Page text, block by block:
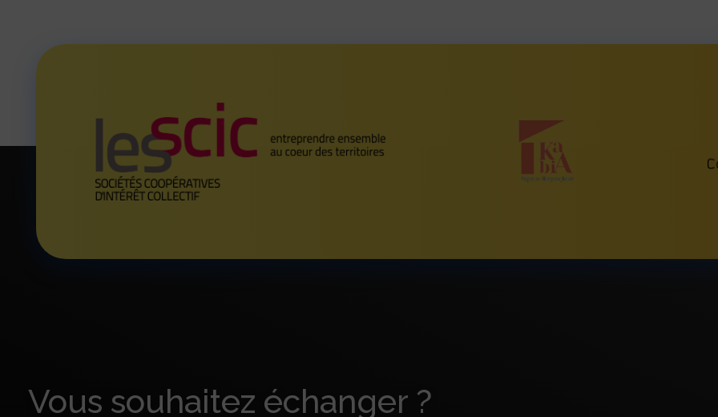
Vous souhaitez échanger ?